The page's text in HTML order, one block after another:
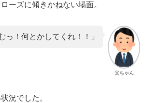
ーズに傾きかねない場面。
父ちゃん
っ！何とかしてくれ！！」
況でした。